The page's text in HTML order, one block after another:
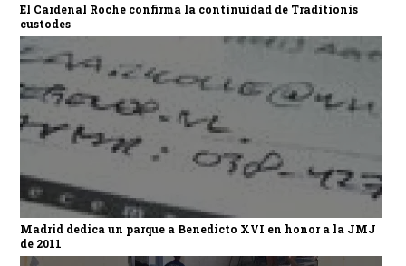
El Cardenal Roche confirma la continuidad de Traditionis
custodes
Madrid dedica un parque a Benedicto XVI en honor a la JMJ
de 2011